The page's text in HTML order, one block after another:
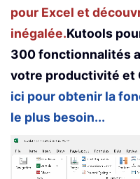
pour Excel et
inégalée.Kutools
300 fonctionnalités
votre productivité et
ici pour obtenir la
le plus besoin...